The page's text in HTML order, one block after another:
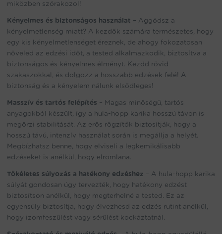
miközben szórakozol!
Kényelmes és biztonságos használat – Aggódsz a
kényelmetlenség miatt? A kezdők számára természetes, hogy
egy kis kényelmetlenséget éreznek, de ahogy fokozatosan
növeled az edzési időt, a tested alkalmazkodik, biztosítva a
biztonságos és kényelmes élményt. Kezdd rövid
szakaszokkal, és dolgozz a hosszabb edzések felé! A
biztonság és a kényelem nálunk elsődleges!
Masszív és tartós felépítés – Magas minőségű, tartós
anyagokból készült, így a hula-hopp karika hosszú távon is
megőrzi stabilitását. Az erős rögzítők biztosítják, hogy a
hosszú távú, intenzív használat során is megállja a helyét.
Megbízhatsz benne, hogy elviseli a legkemikálisabb
edzéseket is anélkül, hogy elromlana.
Tökéletes súlyozás a hatékony edzéshez – A hula-hopp karika
súlyát gondosan úgy tervezték, hogy hatékony edzést
biztosítson anélkül, hogy megterhelné a tested. Ez az
egyensúly biztosítja, hogy élvezhesd az edzés rutint anélkül,
hogy izomfeszülést vagy sérülést kockáztatnál.